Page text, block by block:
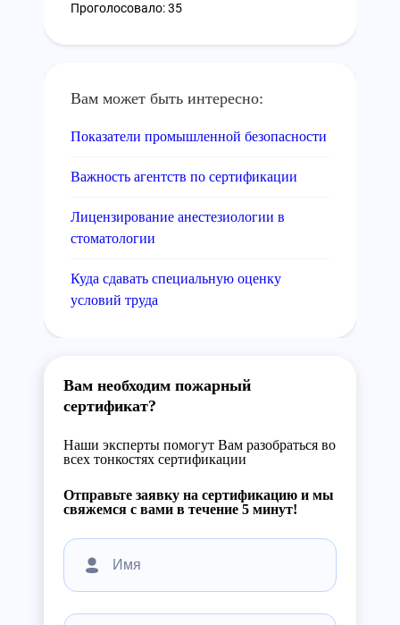
Проголосовало: 35
Вам может быть интересно:
Показатели промышленной безопасности
Важность агентств по сертификации
Лицензирование анестезиологии в
стоматологии
Куда сдавать специальную оценку
условий труда
Вам необходим пожарный
сертификат?
Наши эксперты помогут Вам разобраться во
всех тонкостях сертификации
Отправьте заявку на сертификацию и мы
свяжемся с вами в течение 5 минут!